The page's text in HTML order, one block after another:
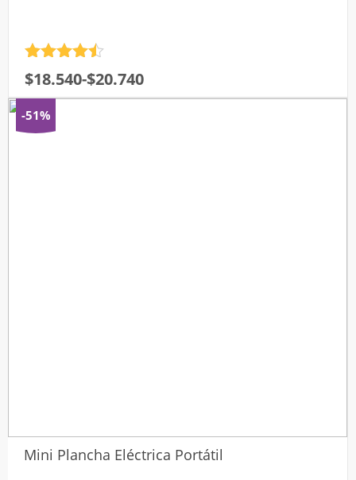
con4.5
de 5
$18.540-$20.740
Rango
de
precios:
desde
-51%
Mini Plancha Eléctrica Portátil